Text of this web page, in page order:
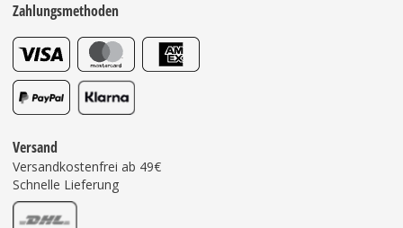
Zahlungsmethoden
Versand
Versandkostenfrei ab 49€
Schnelle Lieferung